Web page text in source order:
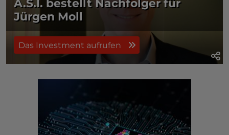
A.S.I. bestellt Nachfolger für
Jürgen Moll
Das Investment aufrufen